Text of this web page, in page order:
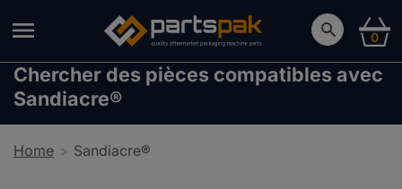
0
Chercher des pièces compatibles avec
Sandiacre®
Home Sandiacre®